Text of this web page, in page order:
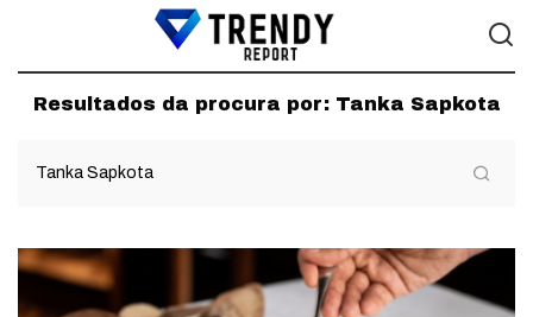
Resultados da procura por: Tanka Sapkota